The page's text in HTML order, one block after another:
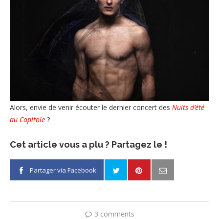
Alors, envie de venir écouter le dernier concert des Nuits d’été
au Capitole ?
Cet article vous a plu ? Partagez le !
Partager via Facebook
3 comments